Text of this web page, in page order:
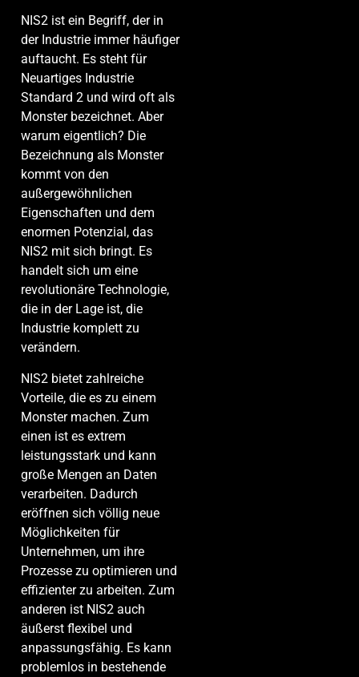
NIS2 ist ein Begriff, der in
der Industrie immer häufiger
auftaucht. Es steht für
Neuartiges Industrie
Standard 2 und wird oft als
Monster bezeichnet. Aber
warum eigentlich? Die
Bezeichnung als Monster
kommt von den
außergewöhnlichen
Eigenschaften und dem
enormen Potenzial, das
NIS2 mit sich bringt. Es
handelt sich um eine
revolutionäre Technologie,
die in der Lage ist, die
Industrie komplett zu
verändern.
NIS2 bietet zahlreiche
Vorteile, die es zu einem
Monster machen. Zum
einen ist es extrem
leistungsstark und kann
große Mengen an Daten
verarbeiten. Dadurch
eröffnen sich völlig neue
Möglichkeiten für
Unternehmen, um ihre
Prozesse zu optimieren und
effizienter zu arbeiten. Zum
anderen ist NIS2 auch
äußerst flexibel und
anpassungsfähig. Es kann
problemlos in bestehende